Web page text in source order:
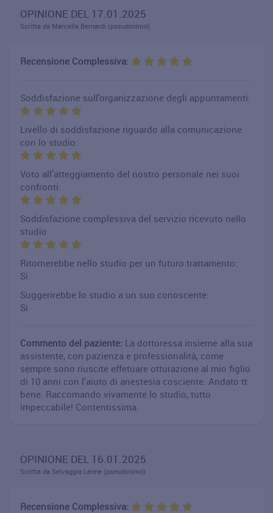
OPINIONE DEL 17.01.2025
Scritta da Marcella Bernardi (pseudonimo)
Recensione Complessiva:
Soddisfazione sull'organizzazione degli appuntamenti:
Livello di soddisfazione riguardo alla comunicazione
con lo studio:
Voto all'atteggiamento del nostro personale nei suoi
confronti:
Soddisfazione complessiva del servizio ricevuto nello
studio
Ritornerebbe nello studio per un futuro trattamento:
Si
Suggerirebbe lo studio a un suo conoscente:
Si
Commento del paziente: La dottoressa insieme alla sua
assistente, con pazienza e professionalità, come
sempre sono riuscite effetuare otturazione al mio figlio
di 10 anni con l'aiuto di anestesia cosciente. Andato tt
bene. Raccomando vivamente lo studio, tutto
impeccabile! Contentissima.
OPINIONE DEL 16.01.2025
Scritta da Selvaggia Leone (pseudonimo)
Recensione Complessiva: